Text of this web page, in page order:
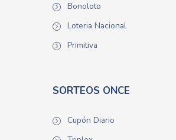
Bonoloto
Loteria Nacional
Primitiva
SORTEOS ONCE
Cupón Diario